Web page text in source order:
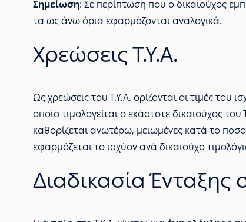
Σημείωση: Σε περίπτωση που o δικαιούχος
τα ως άνω όρια εφαρμόζονται αναλογικά.
Χρεώσεις Τ.Υ.Α.
Ως χρεώσεις του Τ.Υ.Α. ορίζονται οι τιμές του
οποίο τιμολογείται ο εκάστοτε δικαιούχος
καθορίζεται ανωτέρω, μειωμένες κατά το
εφαρμόζεται το ισχύον ανά δικαιούχο
Διαδικασία Ένταξης